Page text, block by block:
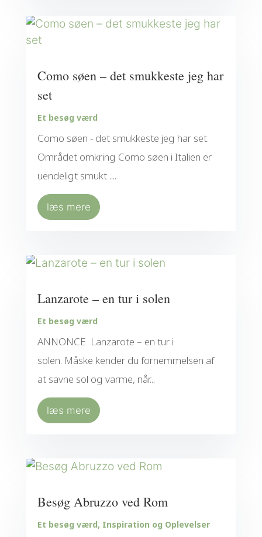
Como søen – det smukkeste jeg har
set
Et besøg værd
Como søen - det smukkeste jeg har set.
Området omkring Como søen i Italien er
uendeligt smukt ....
læs mere
Lanzarote – en tur i solen
Et besøg værd
ANNONCE Lanzarote – en tur i
solen. Måske kender du fornemmelsen af
at savne sol og varme, når...
læs mere
Besøg Abruzzo ved Rom
Et besøg værd, Inspiration og Oplevelser